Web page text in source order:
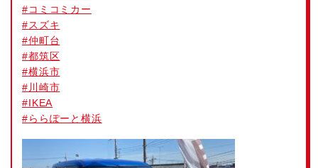
#コミコミカー
#スズキ
#仲町台
#都筑区
#横浜市
# 川崎市
#IKEA
#ららぽーと横浜